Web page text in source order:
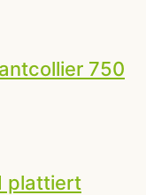
750
plattiert